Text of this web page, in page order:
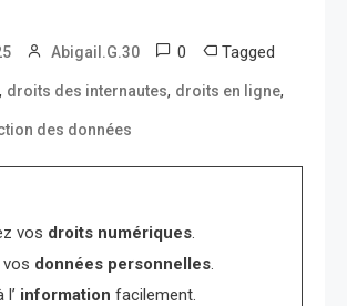
Abigail.G.30 0 Tagged
, droits des internautes, droits en ligne,
des données
vos droits numériques.
données personnelles.
information facilement.